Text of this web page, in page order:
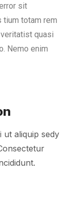
sit
tium totam rem
quasi
Nemo enim
ut aliquip sedy